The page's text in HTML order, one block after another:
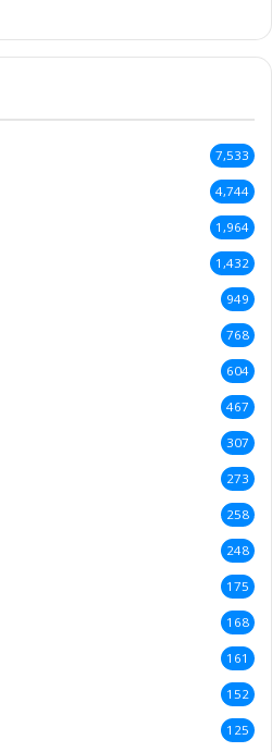
7,533
4,744
1,964
1,432
949
768
604
467
307
273
258
248
175
168
161
152
125